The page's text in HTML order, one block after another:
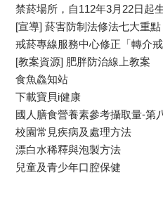
禁菸場所，自112年3月22日起
[宣導] 菸害防制法修法七大重點
戒菸專線服務中心修正「轉介
[教案資源] 肥胖防治線上教案
食魚鱻知站
下載寶貝i健康
國人膳食營養素參考攝取量-第
校園常見疾病及處理方法
漂白水稀釋與泡製方法
兒童及青少年口腔保健